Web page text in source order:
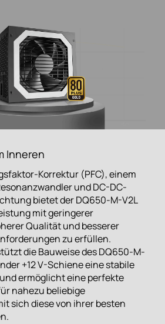
Inneren
Korrektur (PFC), einem
und DC-DC-
bietet der DQ650-M-V2L
mit geringerer
Qualität und besserer
zu erfüllen.
die Bauweise des DQ650-M-
+12 V-Schiene eine stabile
ermöglicht eine perfekte
nahezu beliebige
sich diese von ihrer besten